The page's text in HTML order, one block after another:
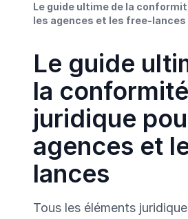
Le guide ultime de la
les agences et les free-lances
Le guide
la conformité
juridique
agences et
lances
Tous les éléments